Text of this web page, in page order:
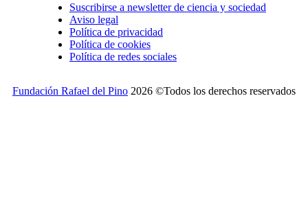
Suscribirse a newsletter de ciencia y sociedad
Aviso legal
Política de privacidad
Política de cookies
Política de redes sociales
Fundación Rafael del Pino 2026 ©Todos los derechos reservados